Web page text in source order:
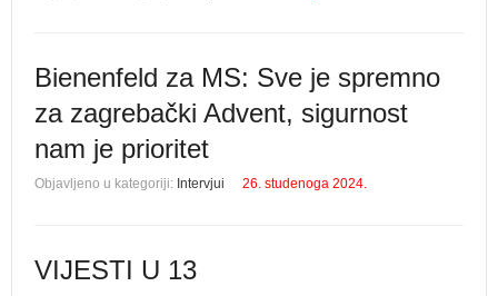
Bienenfeld za MS: Sve je spremno
za zagrebački Advent, sigurnost
nam je prioritet
Objavljeno u kategoriji: Intervjui 26. studenoga 2024.
VIJESTI U 13